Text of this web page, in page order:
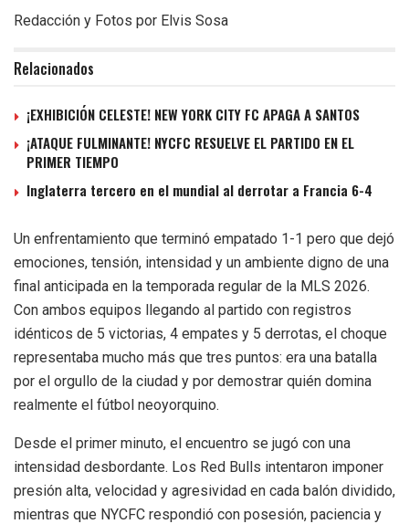
Redacción y Fotos por Elvis Sosa
Relacionados
¡EXHIBICIÓN CELESTE! NEW YORK CITY FC APAGA A SANTOS
¡ATAQUE FULMINANTE! NYCFC RESUELVE EL PARTIDO EN EL
PRIMER TIEMPO
Inglaterra tercero en el mundial al derrotar a Francia 6-4
Un enfrentamiento que terminó empatado 1-1 pero que dejó
emociones, tensión, intensidad y un ambiente digno de una
final anticipada en la temporada regular de la MLS 2026.
Con ambos equipos llegando al partido con registros
idénticos de 5 victorias, 4 empates y 5 derrotas, el choque
representaba mucho más que tres puntos: era una batalla
por el orgullo de la ciudad y por demostrar quién domina
realmente el fútbol neoyorquino.
Desde el primer minuto, el encuentro se jugó con una
intensidad desbordante. Los Red Bulls intentaron imponer
presión alta, velocidad y agresividad en cada balón dividido,
mientras que NYCFC respondió con posesión, paciencia y